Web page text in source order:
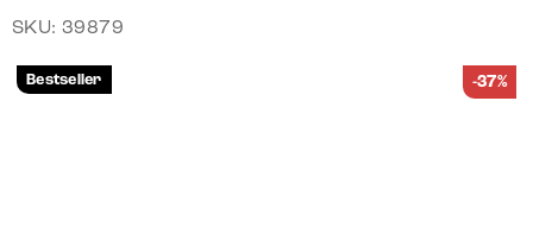
SKU: 39879
Bestseller -37%